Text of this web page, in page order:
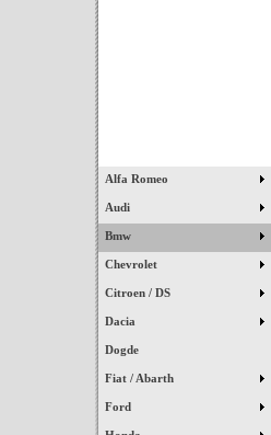
Alfa Romeo
Audi
Bmw
Chevrolet
Citroen / DS
Dacia
Dogde
Fiat / Abarth
Ford